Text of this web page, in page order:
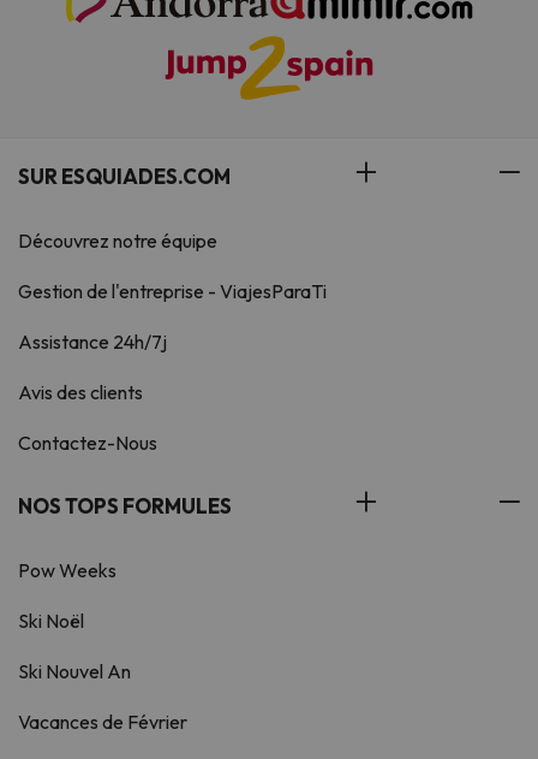
SUR ESQUIADES.COM
Découvrez notre équipe
Gestion de l'entreprise - ViajesParaTi
Assistance 24h/7j
Avis des clients
Contactez-Nous
NOS TOPS FORMULES
Pow Weeks
Ski Noël
Ski Nouvel An
Vacances de Février